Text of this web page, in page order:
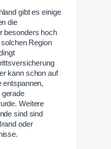
gibt es einige
die
besonders hoch
Region
kann schon auf
entspannen,
Weitere
sind sind
oder